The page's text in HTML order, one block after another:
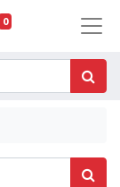
0